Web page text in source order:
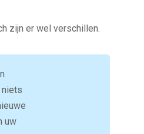
zijn er wel verschillen.
niets
uw